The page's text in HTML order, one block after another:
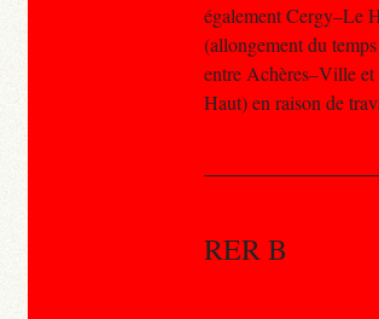
également Cergy–Le
(allongement du
entre Achères–Ville
Haut) en raison de
RER B